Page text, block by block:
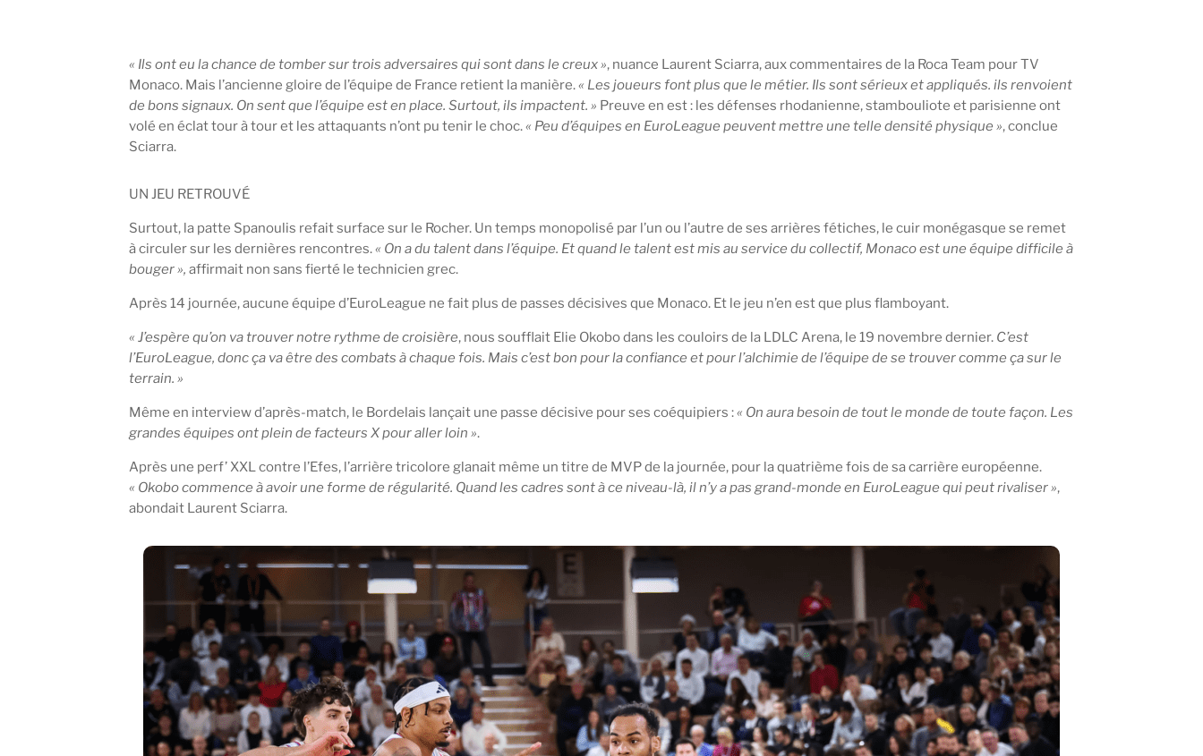
« Ils ont eu la chance de tomber sur trois adversaires qui sont dans le creux », nuance Laurent Sciarra, aux commentaires de la Roca Team pour TV
Monaco. Mais l’ancienne gloire de l’équipe de France retient la manière.« Les joueurs font plus que le métier. Ils sont sérieux et appliqués. ils renvoient
de bons signaux. On sent que l’équipe est en place. Surtout, ils impactent. » Preuve en est : les défenses rhodanienne, stambouliote et parisienne ont
volé en éclat tour à tour et les attaquants n’ont pu tenir le choc.« Peu d’équipes en EuroLeague peuvent mettre une telle densité physique », conclue
Sciarra.
UN JEU RETROUVÉ
Surtout, la patte Spanoulis refait surface sur le Rocher. Un temps monopolisé par l’un ou l’autre de ses arrières fétiches, le cuir monégasque se remet
à circuler sur les dernières rencontres.« On a du talent dans l’équipe. Et quand le talent est mis au service du collectif, Monaco est une équipe difficile à
bouger »,affirmait non sans fierté le technicien grec.
Après 14 journée, aucune équipe d’EuroLeague ne fait plus de passes décisives que Monaco. Et le jeu n’en est que plus flamboyant.
« J’espère qu’on va trouver notre rythme de croisière, nous soufflait Elie Okobo dans les couloirs de la LDLC Arena, le 19 novembre dernier. C’est
l’EuroLeague, donc ça va être des combats à chaque fois. Mais c’est bon pour la confiance et pour l’alchimie de l’équipe de se trouver comme ça sur le
terrain. »
Même en interview d’après-match, le Bordelais lançait une passe décisive pour ses coéquipiers :« On aura besoin de tout le monde de toute façon. Les
grandes équipes ont plein de facteurs X pour aller loin ».
Après une perf’ XXL contre l’Efes, l’arrière tricolore glanait même un titre de MVP de la journée, pour la quatrième fois de sa carrière européenne.
« Okobo commence à avoir une forme de régularité. Quand les cadres sont à ce niveau-là, il n’y a pas grand-monde en EuroLeague qui peut rivaliser »,
abondait Laurent Sciarra.